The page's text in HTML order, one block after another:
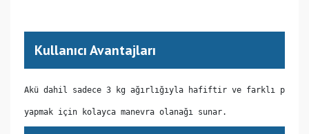
Kullanıcı Avantajları
Akü dahil sadece 3 kg ağırlığıyla hafiftir ve farklı
yapmak için kolayca manevra olanağı sunar.